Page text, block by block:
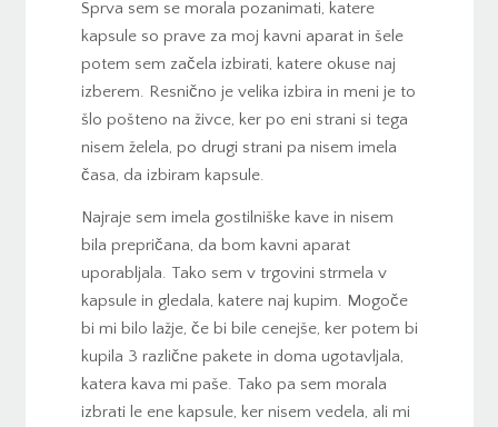
Sprva sem se morala pozanimati, katere
kapsule so prave za moj kavni aparat in šele
potem sem začela izbirati, katere okuse naj
izberem. Resnično je velika izbira in meni je to
šlo pošteno na živce, ker po eni strani si tega
nisem želela, po drugi strani pa nisem imela
časa, da izbiram kapsule.
Najraje sem imela gostilniške kave in nisem
bila prepričana, da bom kavni aparat
uporabljala. Tako sem v trgovini strmela v
kapsule in gledala, katere naj kupim. Mogoče
bi mi bilo lažje, če bi bile cenejše, ker potem bi
kupila 3 različne pakete in doma ugotavljala,
katera kava mi paše. Tako pa sem morala
izbrati le ene kapsule, ker nisem vedela, ali mi